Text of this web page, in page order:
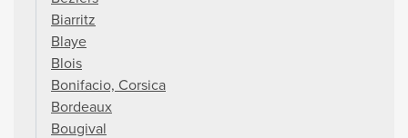
Biarritz
Blaye
Blois
Bonifacio, Corsica
Bordeaux
Bougival